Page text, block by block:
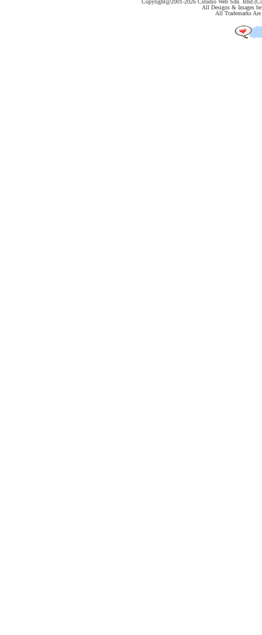
Copyright@2001-2026 Cstudio Web Sdn.
All Designs & Images
All Trademarks